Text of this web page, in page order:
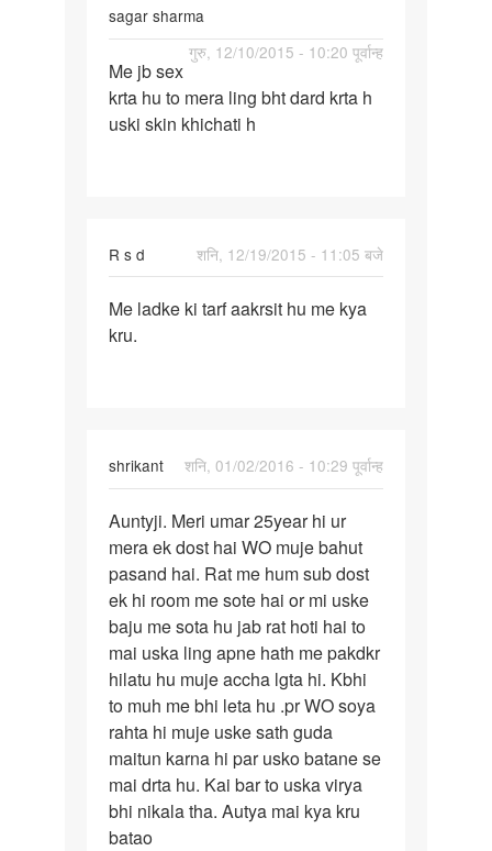
sagar sharma
गुरु, 12/10/2015 - 10:20 पूर्वान्ह
Me
jb
sex
Me jb sex
krta hu to mera ling bht dard krta h
uski skin khichati h
R s d
शनि, 12/19/2015 - 11:05 बजे
Me
ladke
Me ladke ki tarf aakrsit hu me kya
kru.
shrikant
शनि, 01/02/2016 - 10:29 पूर्वान्ह
Auntyji.
Auntyji. Meri umar 25year hi ur
mera ek dost hai WO muje bahut
pasand hai. Rat me hum sub dost
ek hi room me sote hai or mi uske
baju me sota hu jab rat hoti hai to
mai uska ling apne hath me pakdkr
hilatu hu muje accha lgta hi. Kbhi
to muh me bhi leta hu .pr WO soya
rahta hi muje uske sath guda
maitun karna hi par usko batane se
mai drta hu. Kai bar to uska virya
bhi nikala tha. Autya mai kya kru
batao